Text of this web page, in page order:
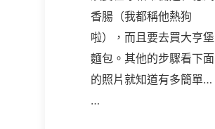
香腸（我都稱他熱狗
啦），而且要去買大亨堡
麵包。其他的步驟看下面
的照片就知道有多簡單…
…